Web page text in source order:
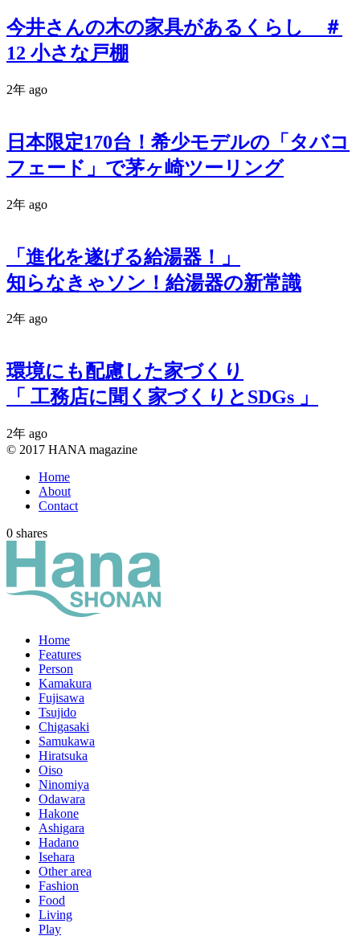
今井さんの木の家具があるくらし ＃
12 小さな戸棚
2年 ago
日本限定170台！希少モデルの「タバコ
フェード」で茅ヶ崎ツーリング
2年 ago
「進化を遂げる給湯器！」
知らなきゃソン！給湯器の新常識
2年 ago
環境にも配慮した家づくり
「 工務店に聞く家づくりとSDGs 」
2年 ago
© 2017 HANA magazine
Home
About
Contact
0 shares
Home
Features
Person
Kamakura
Fujisawa
Tsujido
Chigasaki
Samukawa
Hiratsuka
Oiso
Ninomiya
Odawara
Hakone
Ashigara
Hadano
Isehara
Other area
Fashion
Food
Living
Play